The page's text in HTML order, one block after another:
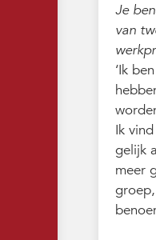
Je
van
‘Ik
Ik
gelijk
meer